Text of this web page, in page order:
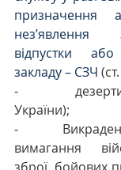
призначення
нез’явлення
відпустки
закладу – СЗЧ
-
України);
-
вимагання